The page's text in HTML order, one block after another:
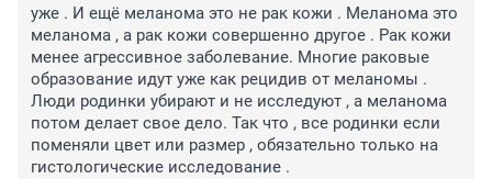
уже . И ещё меланома это не рак кожи . Меланома это
меланома , а рак кожи совершенно другое . Рак кожи
менее агрессивное заболевание. Многие раковые
образование идут уже как рецидив от меланомы .
Люди родинки убирают и не исследуют , а меланома
потом делает свое дело. Так что , все родинки если
поменяли цвет или размер , обязательно только на
гистологические исследование .